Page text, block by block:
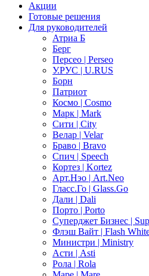
Акции
Готовые решения
Для руководителей
Атриа Б
Берг
Персео | Perseo
У.РУС | U.RUS
Борн
Патриот
Космо | Cosmo
Марк | Mark
Сити | City
Велар | Velar
Браво | Bravo
Спич | Speech
Кортез | Kortez
Арт.Нэо | Art.Neo
Гласс.Го | Glass.Go
Дали | Dali
Порто | Porto
Суперджет Бизнес |
Флэш Вайт | Flash
Министри | Ministry
Асти | Asti
Рола | Rola